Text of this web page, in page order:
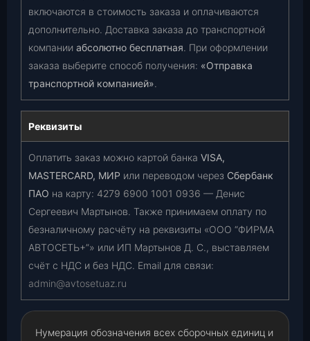
включаются в стоимость заказа и оплачиваются
дополнительно. Доставка заказа до транспортной
компании абсолютно бесплатная. При оформлении
заказа выберите способ получения: «Отправка
транспортной компанией».
Реквизиты
Оплатить заказ можно картой банка VISA,
MASTERCARD, МИР или переводом через Сбербанк
ПАО на карту: 4279 6900 1001 0936 — Денис
Сергеевич Мартынов. Также принимаем оплату по
безналичному расчёту на реквизиты «ООО “ФИРМА
АВТОСЕТЬ+”» или ИП Мартынов Д. С., выставляем
счёт с НДС и без НДС. Email для связи:
admin@avtosetuaz.ru
Нумерация обозначения всех сборочных единиц и